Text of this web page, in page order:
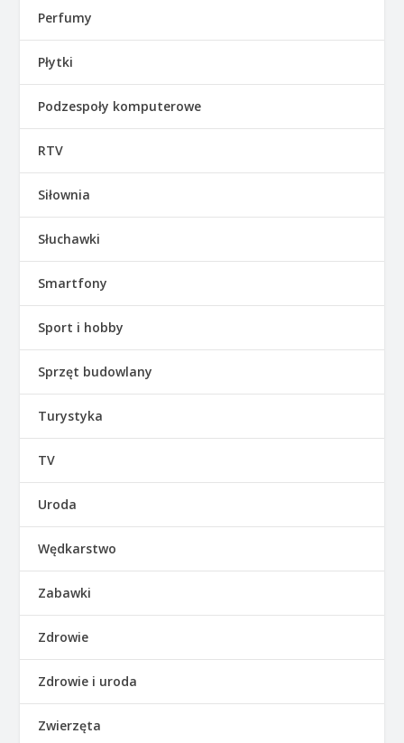
Perfumy
Płytki
Podzespoły komputerowe
RTV
Siłownia
Słuchawki
Smartfony
Sport i hobby
Sprzęt budowlany
Turystyka
TV
Uroda
Wędkarstwo
Zabawki
Zdrowie
Zdrowie i uroda
Zwierzęta